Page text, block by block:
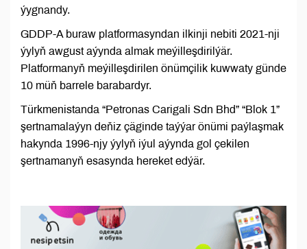
ýygnandy.
GDDP-A buraw platformasyndan ilkinji nebiti 2021-nji
ýylyň awgust aýynda almak meýilleşdirilýär.
Platformanyň meýilleşdirilen önümçilik kuwwaty günde
10 müň barrele barabardyr.
Türkmenistanda “Petronas Carigali Sdn Bhd” “Blok 1”
şertnamalaýyn deňiz çäginde taýýar önümi paýlaşmak
hakynda 1996-njy ýylyň iýul aýynda gol çekilen
şertnamanyň esasynda hereket edýär.